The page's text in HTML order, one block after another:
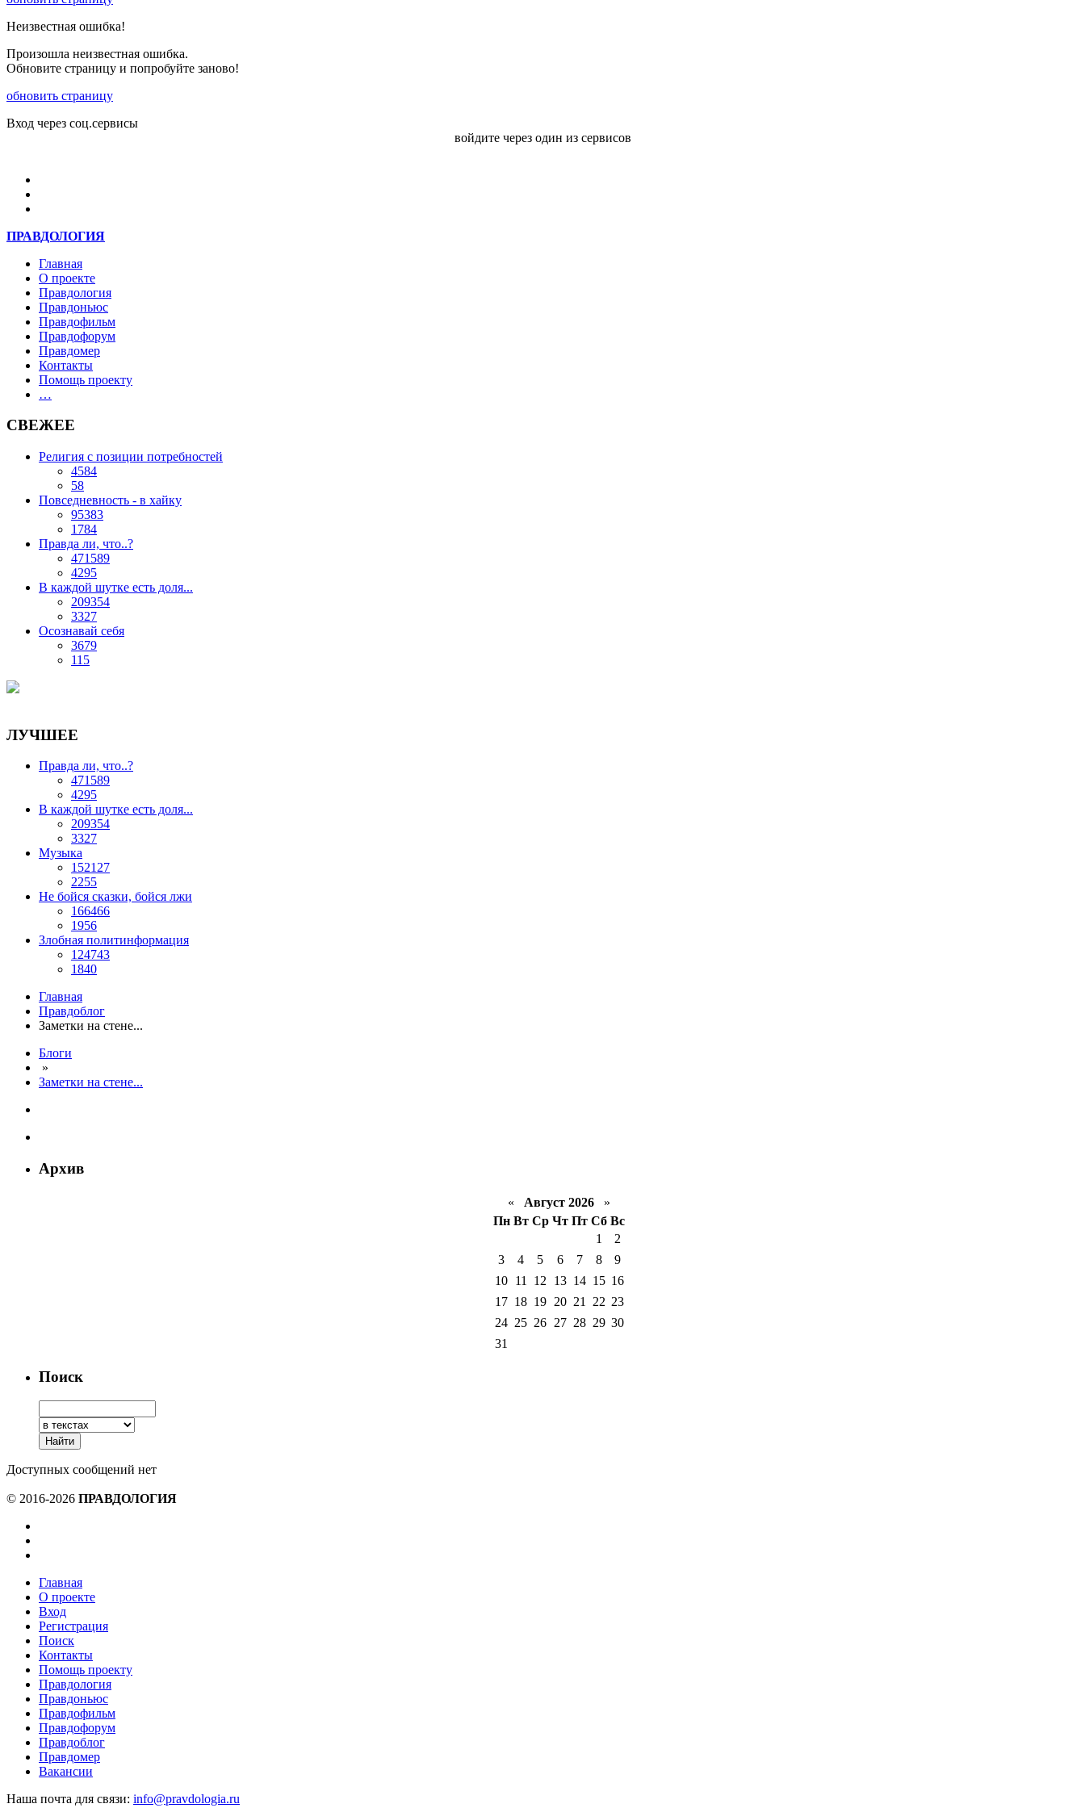
Неизвестная ошибка!
Произошла неизвестная ошибка.
Обновите страницу и попробуйте заново!
обновить страницу
Вход через соц.сервисы
войдите через один из сервисов
ПРАВДОЛОГИЯ
Главная
О проекте
Правдология
Правдоньюс
Правдофильм
Правдофорум
Правдомер
Контакты
Помощь проекту
…
СВЕЖЕЕ
Религия с позиции потребностей
4584
58
Повседневность - в хайку
95383
1784
Правда ли, что..?
471589
4295
В каждой шутке есть доля...
209354
3327
Осознавай себя
3679
115
ЛУЧШЕЕ
Правда ли, что..?
471589
4295
В каждой шутке есть доля...
209354
3327
Музыка
152127
2255
Не бойся сказки, бойся лжи
166466
1956
Злобная политинформация
124743
1840
Главная
Правдоблог
Заметки на стене...
Блоги
»
Заметки на стене...
Архив
« Август 2026
»
Пн Вт Ср Чт Пт Сб Вс
1
2
3
4 5 6 7 8
9
10 11 12 13 14 15 16
17 18 19 20 21 22 23
24 25 26 27 28 29 30
31
Поиск
Доступных сообщений нет
© 2016-2026 ПРАВДОЛОГИЯ
Главная
О проекте
Вход
Регистрация
Поиск
Контакты
Помощь проекту
Правдология
Правдоньюс
Правдофильм
Правдофорум
Правдоблог
Правдомер
Вакансии
Наша почта для связи: info@pravdologia.ru